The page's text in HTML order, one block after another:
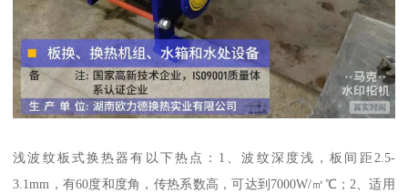
浅波纹板式换热器有以下热点：1、波纹深度浅，板间距2.5-
3.1mm，有60度和度角，传热系数高，可达到7000W/㎡℃；2、适用